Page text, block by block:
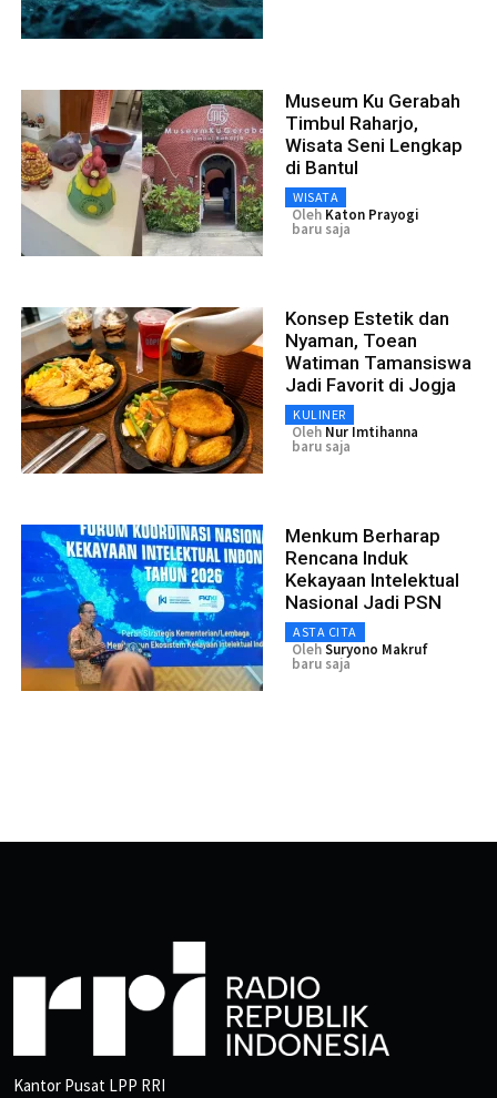
Museum Ku Gerabah
Timbul Raharjo,
Wisata Seni Lengkap
di Bantul
WISATA
Oleh Katon Prayogi
baru saja
Konsep Estetik dan
Nyaman, Toean
Watiman Tamansiswa
Jadi Favorit di Jogja
KULINER
Oleh Nur Imtihanna
baru saja
Menkum Berharap
Rencana Induk
Kekayaan Intelektual
Nasional Jadi PSN
ASTA CITA
OlehSuryono Makruf
baru saja
Kantor Pusat LPP RRI